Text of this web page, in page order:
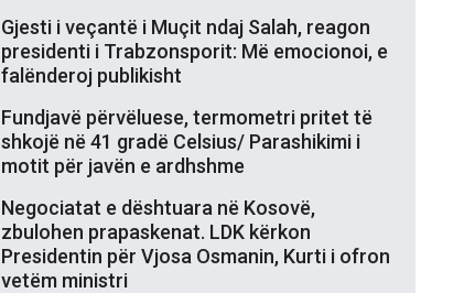
Gjesti i veçantë i Muçit ndaj Salah, reagon
presidenti i Trabzonsporit: Më emocionoi, e
falënderoj publikisht
Fundjavë përvëluese, termometri pritet të
shkojë në 41 gradë Celsius/ Parashikimi i
motit për javën e ardhshme
Negociatat e dështuara në Kosovë,
zbulohen prapaskenat. LDK kërkon
Presidentin për Vjosa Osmanin, Kurti i ofron
vetëm ministri